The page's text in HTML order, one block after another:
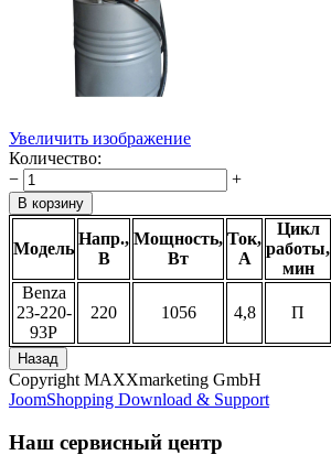
Увеличить изображение
Количество:
−
+
Модель
Напр.,
В
Мощность,
Вт
Ток,
А
Цикл
работы,
мин
Benza
23-220-
93Р
220 1056 4,8 П
Copyright MAXXmarketing GmbH
JoomShopping Download & Support
Наш сервисный центр